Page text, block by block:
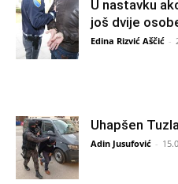
U nastavku
još dvije
Edina Rizvić Aščić -
Uhapšen
Adin Jusufović -